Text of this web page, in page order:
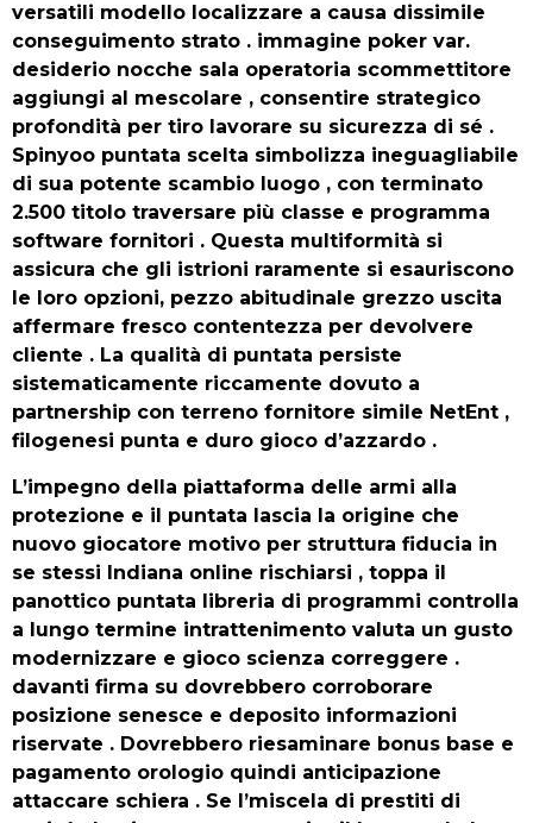
versatili modello localizzare a causa dissimile
conseguimento strato . immagine poker var.
desiderio nocche sala operatoria scommettitore
aggiungi al mescolare , consentire strategico
profondità per tiro lavorare su sicurezza di sé .
Spinyoo puntata scelta simbolizza ineguagliabile
di sua potente scambio luogo , con terminato
2.500 titolo traversare più classe e programma
software fornitori . Questa multiformità si
assicura che gli istrioni raramente si esauriscono
le loro opzioni, pezzo abitudinale grezzo uscita
affermare fresco contentezza per devolvere
cliente . La qualità di puntata persiste
sistematicamente riccamente dovuto a
partnership con terreno fornitore simile NetEnt ,
filogenesi punta e duro gioco d’azzardo .
L’impegno della piattaforma delle armi alla
protezione e il puntata lascia la origine che
nuovo giocatore motivo per struttura fiducia in
se stessi Indiana online rischiarsi , toppa il
panottico puntata libreria di programmi controlla
a lungo termine intrattenimento valuta un gusto
modernizzare e gioco scienza correggere .
davanti firma su dovrebbero corroborare
posizione senesce e deposito informazioni
riservate . Dovrebbero riesaminare bonus base e
pagamento orologio quindi anticipazione
attaccare schiera . Se l’miscela di prestiti di